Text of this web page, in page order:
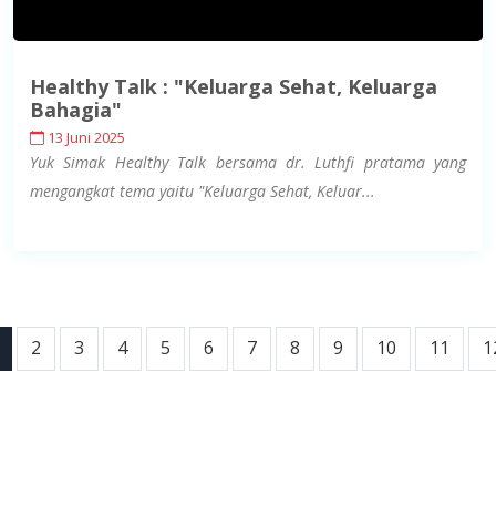
Healthy Talk : "Keluarga Sehat, Keluarga
Bahagia"
13 Juni 2025
Yuk Simak Healthy Talk bersama dr. Luthfi pratama yang
mengangkat tema yaitu "Keluarga Sehat, Keluar...
2 3 4 5 6 7 8 9 10 11